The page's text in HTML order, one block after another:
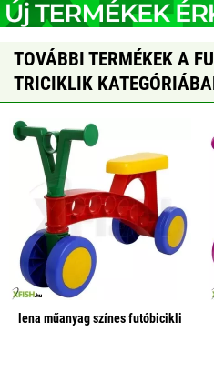
TOVÁBBI TERMÉKEK A
TRICIKLIK
lena műanyag színes futóbicikli